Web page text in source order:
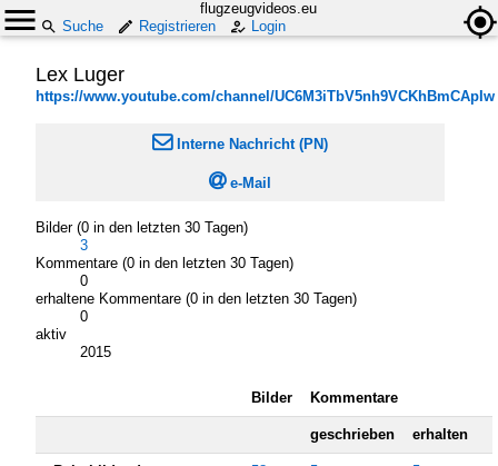
flugzeugvideos.eu
Suche
Registrieren Login
Lex Luger
https://www.youtube.com/channel/UC6M3iTbV5nh9VCKhBmCApIw
 Interne Nachricht (PN)
e-Mail
Bilder (0 in den letzten 30 Tagen)
3
Kommentare (0 in den letzten 30 Tagen)
0
erhaltene Kommentare (0 in den letzten 30 Tagen)
0
aktiv
2015
Bilder Kommentare
geschrieben erhalten